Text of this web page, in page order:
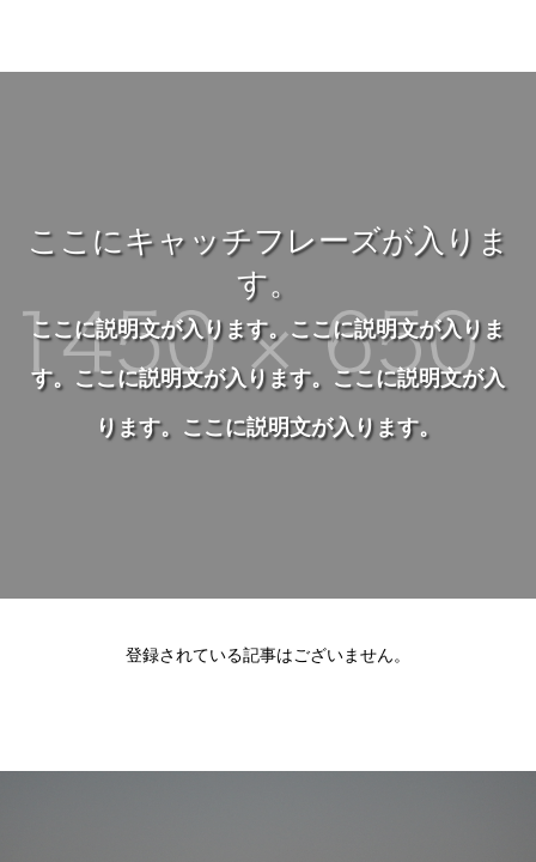
ここにキャッチフレーズが入りま
す。
ここに説明文が入ります。ここに説明文が入りま
す。ここに説明文が入ります。ここに説明文が入
ります。ここに説明文が入ります。
登録されている記事はございません。